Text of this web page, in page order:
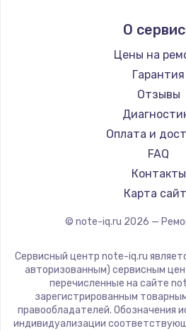
Ремонт
Ремонт
Ремонт ноутбуков
Ремонт
Ремонт
Ремонт
Ремонт
Aquarius
Gigabyte
Aorus
Maibenben
Getac
Epson
Philips
LG
ZTE
Hiper
Evga
О
Цены на
Гарантия
Отзывы
Оплата и
FAQ
Контакты
Карта
© note-iq.ru 2026 —
Сервисный центр note-iq.ru
авторизованным) сервисным
перечисленные на сайте
зарегистрированным
правообладателей. Обозначения
индивидуализации